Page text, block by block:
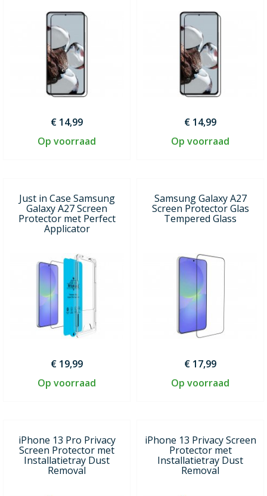
€ 14,99
Op voorraad
€ 14,99
Op voorraad
Just in Case Samsung
Galaxy A27 Screen
Protector met Perfect
Applicator
€ 19,99
Op voorraad
Samsung Galaxy A27
Screen Protector Glas
Tempered Glass
€ 17,99
Op voorraad
iPhone 13 Pro Privacy
Screen Protector met
Installatietray Dust
Removal
iPhone 13 Privacy Screen
Protector met
Installatietray Dust
Removal